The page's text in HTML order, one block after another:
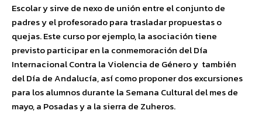
Escolar y sirve de nexo de unión entre el conjunto de
padres y el profesorado para trasladar propuestas o
quejas. Este curso por ejemplo, la asociación tiene
previsto participar en la conmemoración del Día
Internacional Contra la Violencia de Género y también
del Día de Andalucía, así como proponer dos excursiones
para los alumnos durante la Semana Cultural del mes de
mayo, a Posadas y a la sierra de Zuheros.